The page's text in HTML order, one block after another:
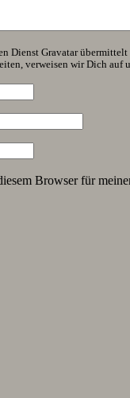
Dienst Gravatar
verweisen wir Dich auf
Browser für